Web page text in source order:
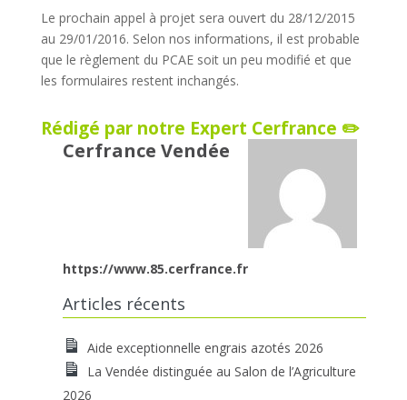
Le prochain appel à projet sera ouvert du 28/12/2015
au 29/01/2016. Selon nos informations, il est probable
que le règlement du PCAE soit un peu modifié et que
les formulaires restent inchangés.
Rédigé par notre Expert Cerfrance ✏️
Cerfrance Vendée
https://www.85.cerfrance.fr
Articles récents
Aide exceptionnelle engrais azotés 2026
La Vendée distinguée au Salon de l’Agriculture
2026